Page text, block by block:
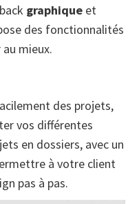
graphique et
des fonctionnalités
mieux.
des projets,
vos différentes
en dossiers, avec un
à votre client
pas à pas.